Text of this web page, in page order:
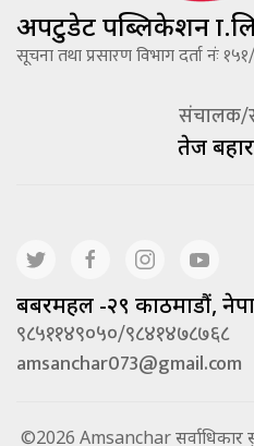
अपटुडेट पब्लिकेशन
सूचना तथा प्रसारण विभाग दर्ता नंः
संचालक/
तेज
बबरमहल -२९ काठमाडौं,
९८५११४९०५०/९८४१४७८७६८
amsanchar073@gmail.com
©2026 Amsanchar सर्वाधिकार